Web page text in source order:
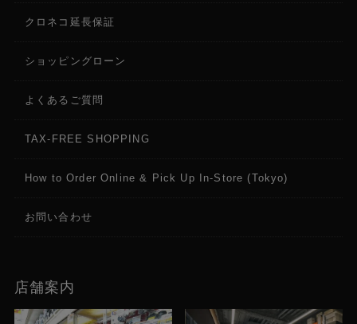
クロネコ延長保証
ショッピングローン
よくあるご質問
TAX-FREE SHOPPING
How to Order Online & Pick Up In-Store (Tokyo)
お問い合わせ
店舗案内